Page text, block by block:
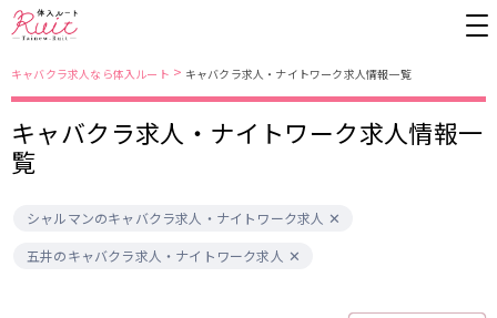
キャバクラ求人なら体入ルート > キャバクラ求人・ナイトワーク求人情報一覧
キャバクラ求人・ナイトワーク求人情報一
覧
シャルマンのキャバクラ求人・ナイトワーク求人
五井のキャバクラ求人・ナイトワーク求人
東京都
錦糸町・亀戸
新橋
吉祥寺
町田
東京メトロ日比谷線
秋葉原駅
北千住駅
恵比寿駅
六本木駅